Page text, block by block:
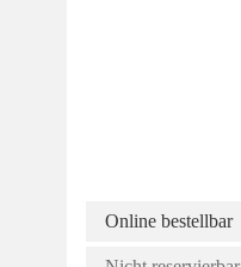
Online bestellbar